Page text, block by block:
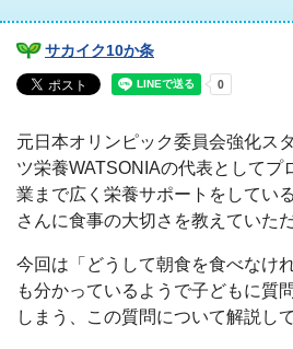
サカイク10か条
元日本オリンピック委員会強化ス
ツ栄養WATSONIAの代表としてプ
業まで広く栄養サポートをしてい
さんに食事の大切さを教えていた
今回は「どうして朝食を食べなけ
も分かっているようで子どもに質
しまう、この質問について解説し